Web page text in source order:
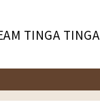
TINGA TINGA